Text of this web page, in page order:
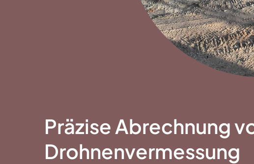
Präzise Abrechnung
Drohnenvermessung